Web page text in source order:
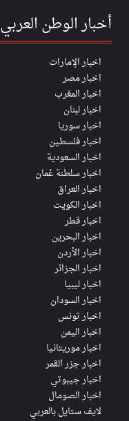
أخبار الوطن العربي
اخبار الإمارات
اخبار مصر
اخبار المغرب
اخبار لبنان
اخبار سوريا
اخبار فلسطين
اخبار السعودية
اخبار سلطنة عُمان
اخبار العراق
اخبار الكويت
اخبار قطر
اخبار البحرين
اخبار الأردن
اخبار الجزائر
اخبار ليبيا
اخبار السودان
اخبار تونس
اخبار اليمن
اخبار موريتانيا
اخبار جزر القمر
اخبار جيبوتي
اخبار الصومال
لايف ستايل بالعربي